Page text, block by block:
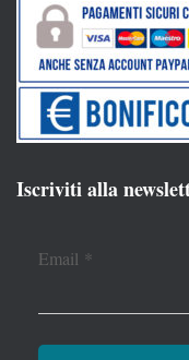
Iscriviti alla
Email *